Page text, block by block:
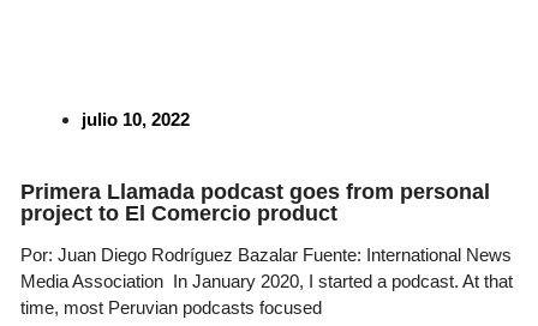
julio 10, 2022
Primera Llamada podcast goes from personal
project to El Comercio product
Por: Juan Diego Rodríguez Bazalar Fuente: International News
Media Association In January 2020, I started a podcast. At that
time, most Peruvian podcasts focused